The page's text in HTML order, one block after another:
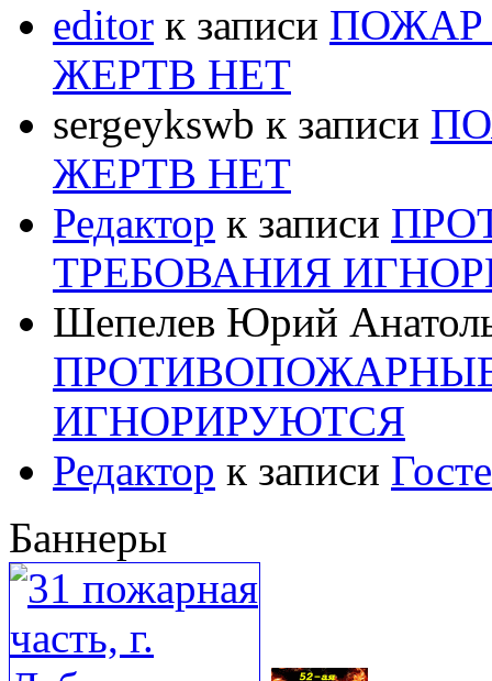
editor к записи ПОЖАР
ЖЕРТВ НЕТ
sergeykswb к записи
ЖЕРТВ НЕТ
Редактор к записи
ТРЕБОВАНИЯ
Шепелев Юрий
ИГНОРИРУЮТСЯ
Редактор к записи
Баннеры